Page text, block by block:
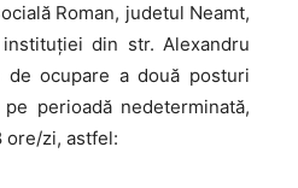
Roman, judetul Neamt,
din str. Alexandru
ocupare a două posturi
perioadă nedeterminată,
ore/zi, astfel: